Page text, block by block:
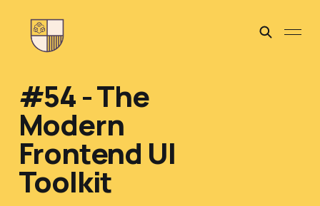
#54 - The
Modern
Frontend UI
Toolkit